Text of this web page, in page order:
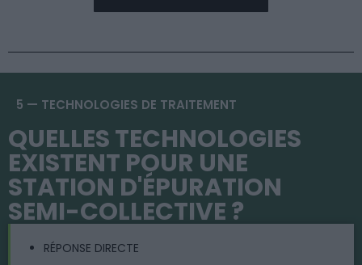
5 — TECHNOLOGIES DE TRAITEMENT
QUELLES TECHNOLOGIES
EXISTENT POUR UNE
STATION D'ÉPURATION
SEMI-COLLECTIVE ?
RÉPONSE DIRECTE